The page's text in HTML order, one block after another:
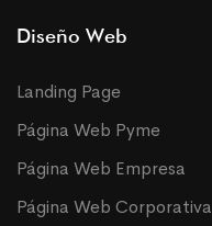
Diseño Web
Landing Page
Página Web Pyme
Página Web Empresa
Página Web Corporativa